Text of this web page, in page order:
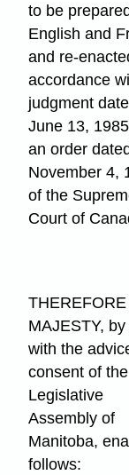
to be
English and
and re-
accordance
judgment
June 13,
an order
November 4,
of the
Court of
MAJESTY, by
with the
consent of the
Legislative
Assembly of
Manitoba,
follows: